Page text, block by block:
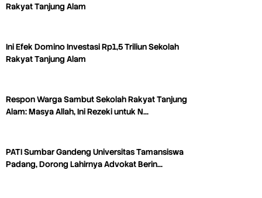
Rakyat Tanjung Alam
Ini Efek Domino Investasi Rp1,5 Triliun Sekolah
Rakyat Tanjung Alam
Respon Warga Sambut Sekolah Rakyat Tanjung
Alam: Masya Allah, Ini Rezeki untuk N…
PATI Sumbar Gandeng Universitas Tamansiswa
Padang, Dorong Lahirnya Advokat Berin…